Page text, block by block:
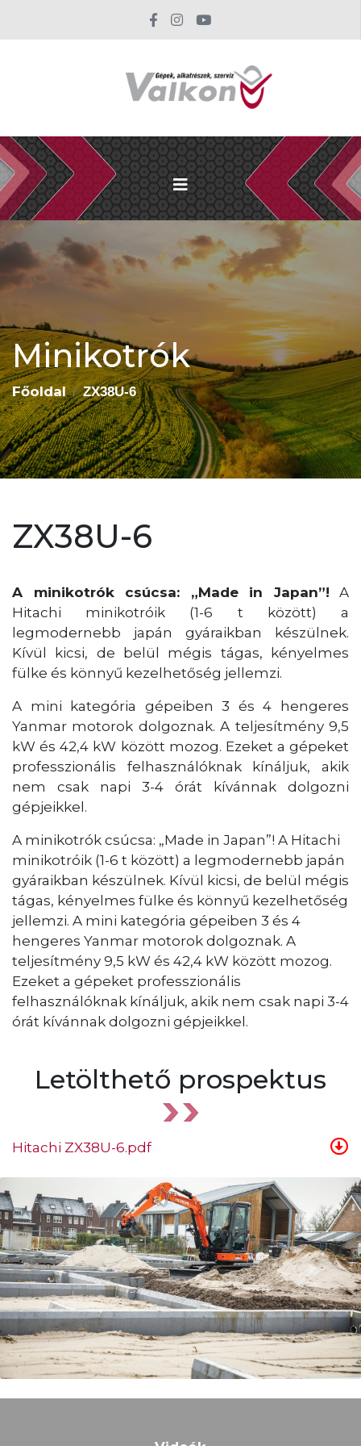
Minikotrók
Főoldal ZX38U-6
ZX38U-6
A minikotrók csúcsa: „Made in Japan”! A
Hitachi minikotróik (1-6 t között) a
legmodernebb japán gyáraikban készülnek.
Kívül kicsi, de belül mégis tágas, kényelmes
fülke és könnyű kezelhetőség jellemzi.
A mini kategória gépeiben 3 és 4 hengeres
Yanmar motorok dolgoznak. A teljesítmény 9,5
kW és 42,4 kW között mozog. Ezeket a gépeket
professzionális felhasználóknak kínáljuk, akik
nem csak napi 3-4 órát kívánnak dolgozni
gépjeikkel.
A minikotrók csúcsa: „Made in Japan”! A Hitachi
minikotróik (1-6 t között) a legmodernebb japán
gyáraikban készülnek. Kívül kicsi, de belül mégis
tágas, kényelmes fülke és könnyű kezelhetőség
jellemzi. A mini kategória gépeiben 3 és 4
hengeres Yanmar motorok dolgoznak. A
teljesítmény 9,5 kW és 42,4 kW között mozog.
Ezeket a gépeket professzionális
felhasználóknak kínáljuk, akik nem csak napi 3-4
órát kívánnak dolgozni gépjeikkel.
Letölthető prospektus
Hitachi ZX38U-6.pdf